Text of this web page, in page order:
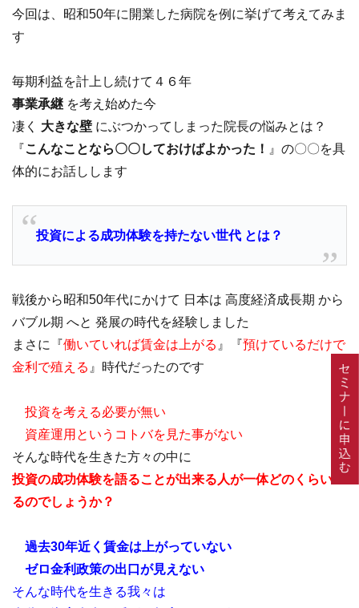
今回は、昭和50年に開業した病院を例に挙げて考えてみま
す
毎期利益を計上し続けて４６年
事業承継 を考え始めた今
凄く 大きな壁 にぶつかってしまった院長の悩みとは？
『こんなことなら〇〇しておけばよかった！ 』の〇〇を具
体的にお話しします
投資による成功体験を持たない世代 とは？
戦後から昭和50年代にかけて 日本は 高度経済成長期 から
バブル期 へと 発展の時代を経験しました
まさに『働いていれば賃金は上がる 』『預けているだけで
金利で殖える 』時代だったのです
投資を考える必要が無い
資産運用というコトバを見た事がない
そんな時代を生きた方々の中に
投資の成功体験を語ることが出来る人が一体どのくらいい
るのでしょうか？
過去30年近く賃金は上がっていない
ゼロ金利政策の出口が見えない
そんな時代を生きる我々は